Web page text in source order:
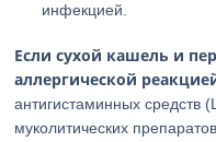
инфекцией.
Если сухой кашель и
аллергической
антигистаминных средств
муколитических